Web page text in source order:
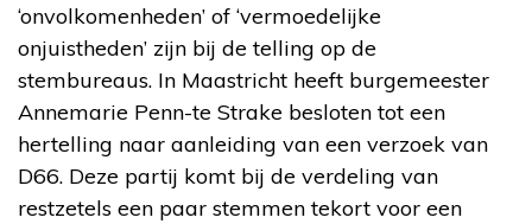
‘onvolkomenheden’ of ‘vermoedelijke
onjuistheden’ zijn bij de telling op de
stembureaus. In Maastricht heeft burgemeester
Annemarie Penn-te Strake besloten tot een
hertelling naar aanleiding van een verzoek van
D66. Deze partij komt bij de verdeling van
restzetels een paar stemmen tekort voor een